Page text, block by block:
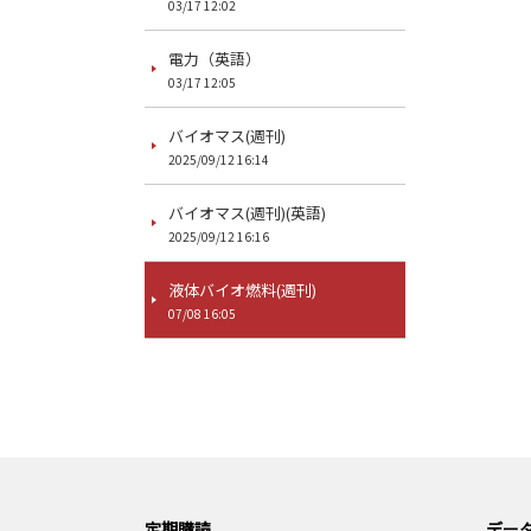
03/17 12:02
電力（英語）
03/17 12:05
バイオマス(週刊)
2025/09/12 16:14
バイオマス(週刊)(英語)
2025/09/12 16:16
液体バイオ燃料(週刊)
07/08 16:05